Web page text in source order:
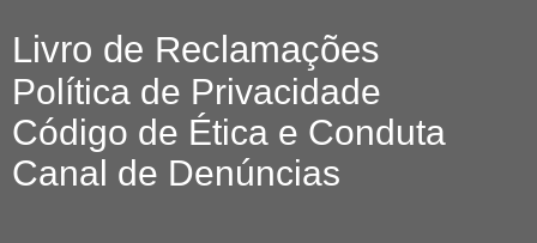
Livro de Reclamações
Política de Privacidade
Código de Ética e Conduta
Canal de Denúncias